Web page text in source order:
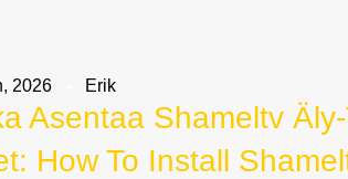
2026 Erik
Asentaa Shameltv
How To Install